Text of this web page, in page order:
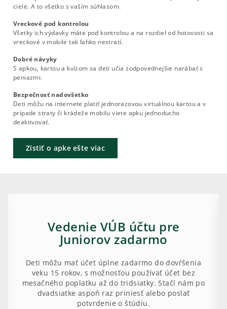
ciele. A to všetko s vaším súhlasom.
Vreckové pod kontrolou
Všetky ich výdavky máte pod kontrolou a na rozdiel od hotovosti sa
vreckové v mobile tak ľahko nestratí.
Dobré návyky
S apkou, kartou a kvízom sa deti učia zodpovednejšie narábať s
peniazmi.
Bezpečnosť nadovšetko
Deti môžu na internete platiť jednorazovou virtuálnou kartou a v
prípade straty či krádeže mobilu viete apku jednoducho
deaktivovať.
Zistiť o apke ešte viac
Vedenie VÚB účtu pre
Juniorov zadarmo
Deti môžu mať účet úplne zadarmo do dovŕšenia
veku 15 rokov, s možnosťou používať účet bez
mesačného poplatku až do tridsiatky. Stačí nám po
dvadsiatke aspoň raz priniesť alebo poslať
potvrdenie o štúdiu.